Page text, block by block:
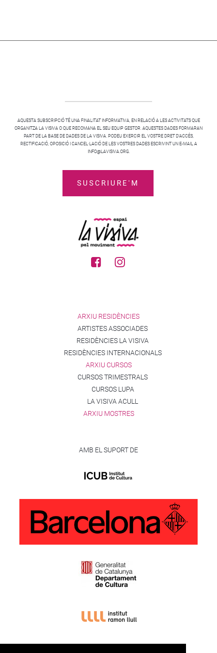
AQUESTA SUBSCRIPCIÓ TÉ UNA FINALITAT INFORMATIVA, EN RELACIÓ A LES ACTIVITATS QUE
ORGANITZA LA VISIVA O QUE RECOMANA EL SEU EQUIP GESTOR. AQUESTES DADES FORMARAN
PART DE LA BASE DE DADES DE LA VISIVA. PODEU EXERCIR EL VOSTRE DRET D’ACCÉS,
RECTIFICACIÓ, OPOSICIÓ I CANCEL·LACIÓ DE LES VOSTRES DADES ESCRIVINT UN E-MAIL A
INFO@LAVISIVA.ORG.
ARXIU RESIDÈNCIES
ARTISTES ASSOCIADES
RESIDÈNCIES LA VISIVA
RESIDÈNCIES INTERNACIONALS
ARXIU CURSOS
CURSOS TRIMESTRALS
CURSOS LUPA
LA VISIVA ACULL
ARXIU MOSTRES
AMB EL SUPORT DE